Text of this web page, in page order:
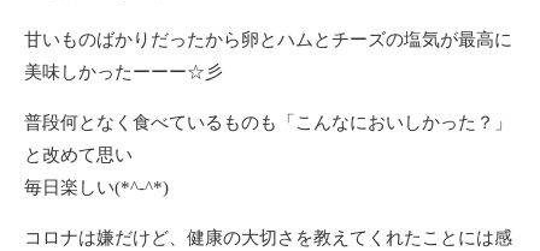
甘いものばかりだったから卵とハムとチーズの塩気が最高に
美味しかったーーー☆彡
普段何となく食べているものも「こんなにおいしかった？」
と改めて思い
毎日楽しい(*^-^*)
コロナは嫌だけど、健康の大切さを教えてくれたことには感